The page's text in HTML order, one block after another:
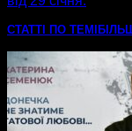
СТАТТІ ПО ТЕМІ